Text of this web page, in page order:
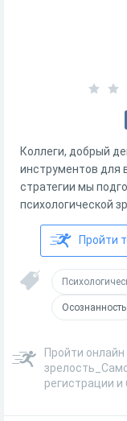
Коллеги, добрый
инструментов для
стратегии мы
психологической
Пройти
Осознанность
Пройти
регистрации